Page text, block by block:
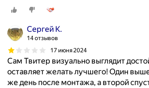
Вч динамики колонки пищалки для
Сергей К.
14 отзывов
17 июня 2024
Сам Твитер визуально выглядит
оставляет желать лучшего! Один
же день после монтажа, а второй